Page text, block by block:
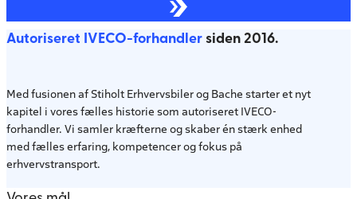
Autoriseret IVECO-forhandlersiden 2016.
Med fusionen af Stiholt Erhvervsbiler og Bache starter et nyt
kapitel i vores fælles historie som autoriseret IVECO-
forhandler. Vi samler kræfterne og skaber én stærk enhed
med fælles erfaring, kompetencer og fokus på
erhvervstransport.